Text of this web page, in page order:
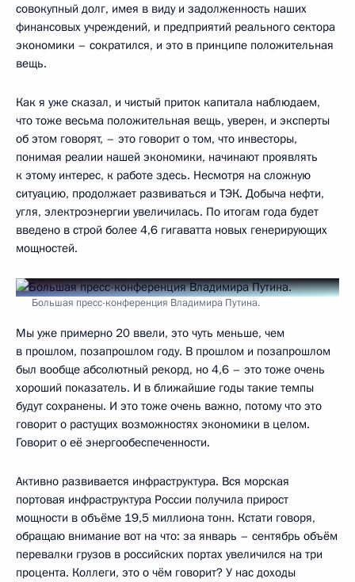
совокупный долг, имея в виду и задолженность наших
финансовых учреждений, и предприятий реального сектора
экономики – сократился, и это в принципе положительная
вещь.
Как я уже сказал, и чистый приток капитала наблюдаем,
что тоже весьма положительная вещь, уверен, и эксперты
об этом говорят, – это говорит о том, что инвесторы,
понимая реалии нашей экономики, начинают проявлять
к этому интерес, к работе здесь. Несмотря на сложную
ситуацию, продолжает развиваться и ТЭК. Добыча нефти,
угля, электроэнергии увеличилась. По итогам года будет
введено в строй более 4,6 гигаватта новых генерирующих
мощностей.
Большая пресс-конференция Владимира Путина.
Мы уже примерно 20 ввели, это чуть меньше, чем
в прошлом, позапрошлом году. В прошлом и позапрошлом
был вообще абсолютный рекорд, но 4,6 – это тоже очень
хороший показатель. И в ближайшие годы такие темпы
будут сохранены. И это тоже очень важно, потому что это
говорит о растущих возможностях экономики в целом.
Говорит о её энергообеспеченности.
Активно развивается инфраструктура. Вся морская
портовая инфраструктура России получила прирост
мощности в объёме 19,5 миллиона тонн. Кстати говоря,
обращаю внимание вот на что: за январь – сентябрь объём
перевалки грузов в российских портах увеличился на три
процента. Коллеги, это о чём говорит? У нас доходы